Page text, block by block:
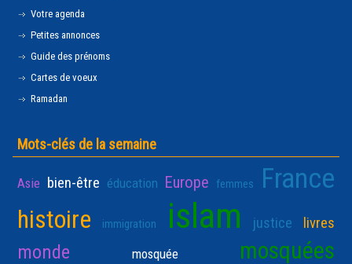
Votre agenda
Petites annonces
Guide des prénoms
Cartes de voeux
Ramadan
Mots-clés de la semaine
Asie bien-être éducation Europe femmes France
histoire immigration islam justice livres
monde mosquée mosquées